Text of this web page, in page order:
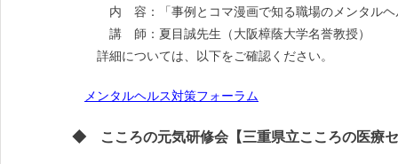
内 容：「事例とコマ漫画で知る職場のメンタルヘ
講 師：夏目誠先生（大阪樟蔭大学名誉教授）
詳細については、以下をご確認ください。
メンタルヘルス対策フォーラム
◆ こころの元気研修会【三重県立こころの医療